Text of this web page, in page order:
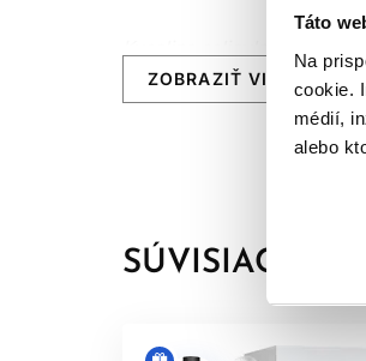
Táto
Na
cookie.
médií,
alebo
Výťažok z Echinacei
- Zvlhčujúca a
ZOBRAZIŤ VIAC
SÚVISIACE